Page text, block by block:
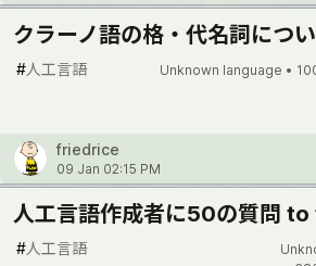
クラーノ語の格・代名詞につ
#人工言語 Unknown language •
friedrice
09 Jan 02:15 PM
人工言語作成者に50の質問
#人工言語